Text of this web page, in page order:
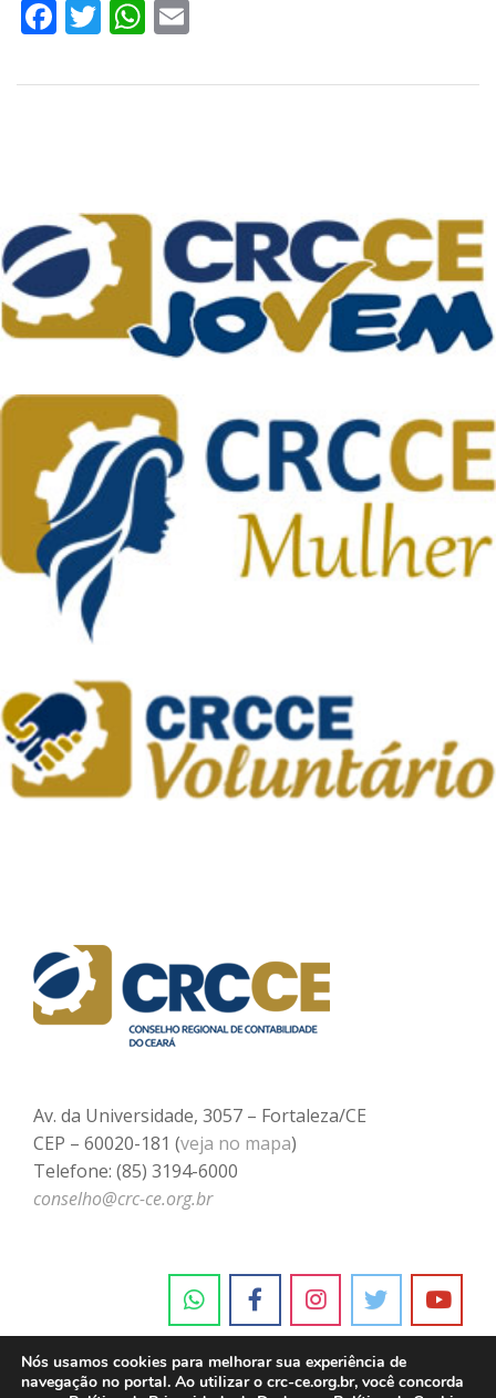
Facebook
TwitterWhatsApp
Av. da Universidade, 3057 – Fortaleza/CE
CEP – 60020-181 (veja no mapa)
Telefone: (85) 3194-6000
conselho@crc-ce.org.br
Nós usamos cookies para melhorar sua experiência de
navegação no portal. Ao utilizar o crc-ce.org.br, você concorda